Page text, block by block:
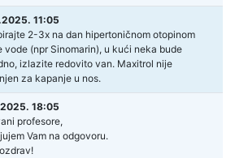
11:05
2-3x na dan hipertoničnom otopinom
vode (npr Sinomarin), u kući neka bude
izlazite redovito van. Maxitrol nije
za kapanje u nos.
18:05
profesore,
Vam na odgovoru.